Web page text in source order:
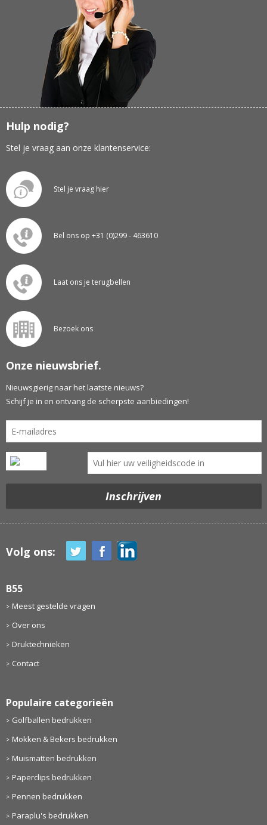
Hulp nodig?
Stel je vraag aan onze klantenservice:
Stel je vraag hier
Bel ons op +31 (0)299 - 463610
Laat ons je terugbellen
Bezoek ons
Onze nieuwsbrief.
Nieuwsgierig naar het laatste nieuws?
Schijf je in en ontvang de scherpste aanbiedingen!
Volg ons:
B55
Meest gestelde vragen
Over ons
Druktechnieken
Contact
Populaire categorieën
Golfballen bedrukken
Mokken & Bekers bedrukken
Muismatten bedrukken
Paperclips bedrukken
Pennen bedrukken
Paraplu's bedrukken